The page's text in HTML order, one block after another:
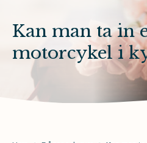
Kan man ta in
motorcykel i